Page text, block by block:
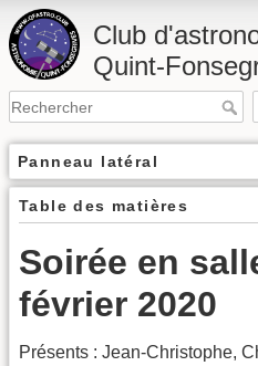
Club
Quint-
Panneau latéral
Table des matières
Soirée en
février 2020
Présents : Jean-Christophe,